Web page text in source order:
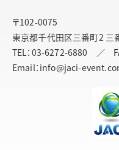
〒102-0075
東京都千代田区三番町2 三
TEL：03-6272-6880 ／
Email：info@jaci-